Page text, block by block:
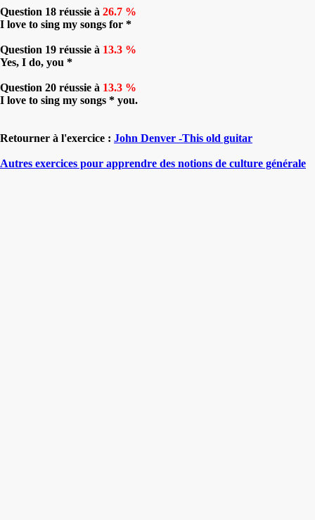
Question 18 réussie à 26.7 %
I love to sing my songs for *
Question 19 réussie à 13.3 %
Yes, I do, you *
Question 20 réussie à 13.3 %
I love to sing my songs * you.
Retourner à l'exercice : John Denver -This old guitar
Autres exercices pour apprendre des notions de culture générale